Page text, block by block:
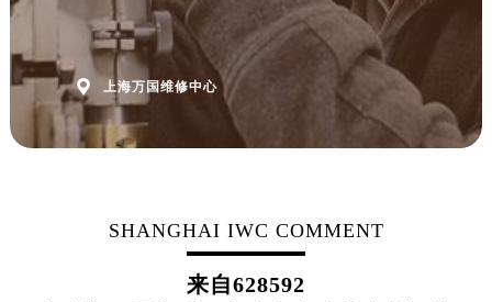
 上海万国维修中心
SHANGHAI IWC COMMENT
来自628592